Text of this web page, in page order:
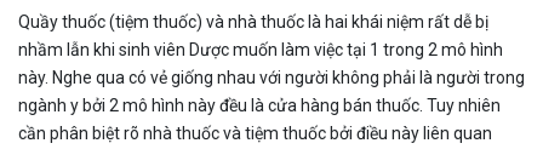
Quầy thuốc (tiệm thuốc) và nhà thuốc là hai khái niệm rất dễ bị
nhầm lẫn khi sinh viên Dược muốn làm việc tại 1 trong 2 mô hình
này. Nghe qua có vẻ giống nhau với người không phải là người trong
ngành y bởi 2 mô hình này đều là cửa hàng bán thuốc. Tuy nhiên
cần phân biệt rõ nhà thuốc và tiệm thuốc bởi điều này liên quan